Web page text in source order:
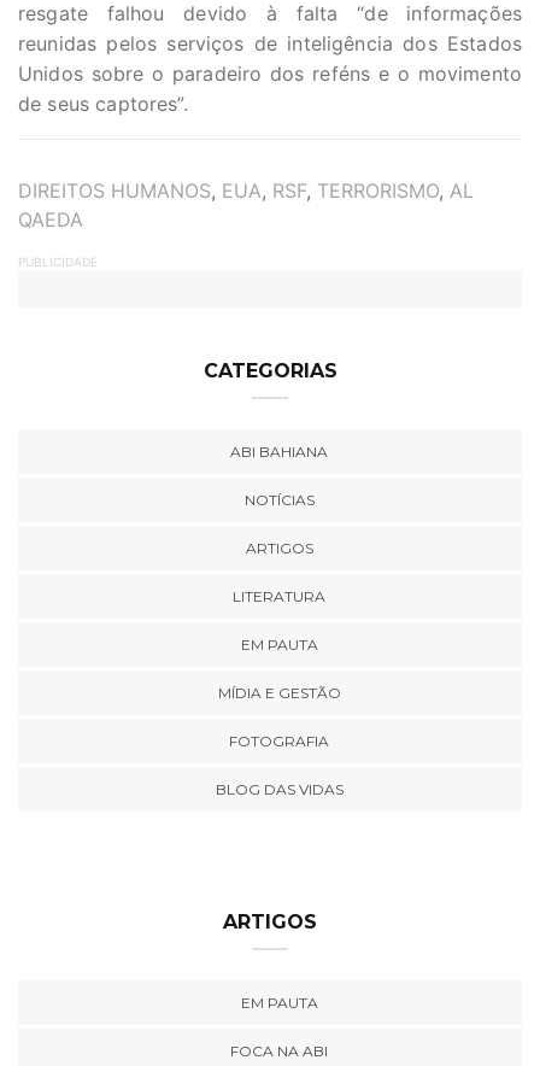
resgate falhou devido à falta “de informações
reunidas pelos serviços de inteligência dos Estados
Unidos sobre o paradeiro dos reféns e o movimento
de seus captores”.
TAGS
DIREITOS HUMANOS, EUA, RSF, TERRORISMO, AL
QAEDA
PUBLICIDADE
CATEGORIAS
ABI BAHIANA
NOTÍCIAS
ARTIGOS
LITERATURA
EM PAUTA
MÍDIA E GESTÃO
FOTOGRAFIA
BLOG DAS VIDAS
ARTIGOS
EM PAUTA
FOCA NA ABI